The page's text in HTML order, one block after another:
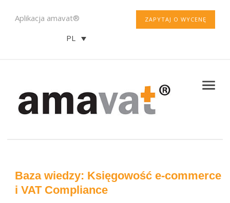
ZAPYTAJ O WYCENĘ
Aplikacja amavat®
PL
Baza wiedzy: Księgowość e-commerce
i VAT Compliance